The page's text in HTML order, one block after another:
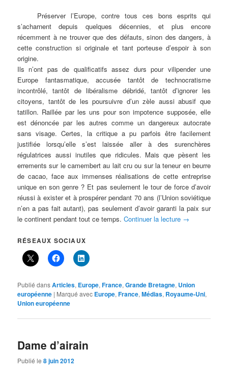
Préserver l’Europe, contre tous ces bons esprits qui
s’acharnent depuis quelques décennies, et plus encore
récemment à ne trouver que des défauts, sinon des dangers, à
cette construction si originale et tant porteuse d’espoir à son
origine.
Ils n’ont pas de qualificatifs assez durs pour vilipender une
Europe fantasmatique, accusée tantôt de technocratisme
incontrôlé, tantôt de libéralisme débridé, tantôt d’ignorer les
citoyens, tantôt de les poursuivre d’un zèle aussi abusif que
tatillon. Raillée par les uns pour son impotence supposée, elle
est dénoncée par les autres comme un dangereux autocrate
sans visage. Certes, la critique a pu parfois être facilement
justifiée lorsqu’elle s’est laissée aller à des surenchères
régulatrices aussi inutiles que ridicules. Mais que pèsent les
errements sur le camembert au lait cru ou sur la teneur en beurre
de cacao, face aux immenses réalisations de cette entreprise
unique en son genre ? Et pas seulement le tour de force d’avoir
réussi à exister et à prospérer pendant 70 ans (l’Union soviétique
n’en a pas fait autant), pas seulement d’avoir garanti la paix sur
le continent pendant tout ce temps.Continuer la lecture →
RÉSEAUX SOCIAUX
Publié dansArticles, Europe,France,Grande Bretagne, Union
européenne | Marqué avec Europe,France,Médias, Royaume-Uni,
Union européenne
Dame d’airain
Publié le8 juin 2012